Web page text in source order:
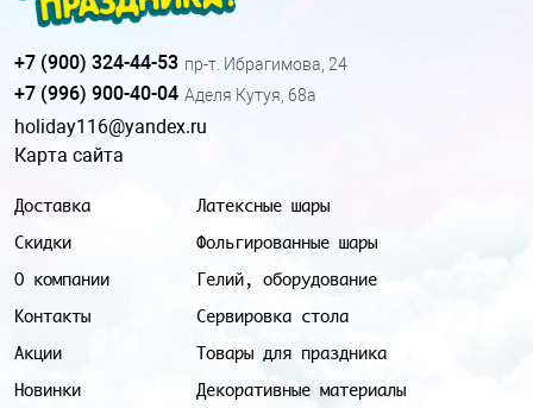
Доставка
Скидки
О компании
Контакты
Акции
Новинки
Латексные шары
Фольгированные шары
Гелий, оборудование
Сервировка стола
Товары для праздника
Декоративные материалы
+7 (900) 324-44-53 пр-т. Ибрагимова, 24
+7 (996) 900-40-04 Аделя Кутуя, 68а
holiday116@yandex.ru
Карта сайта